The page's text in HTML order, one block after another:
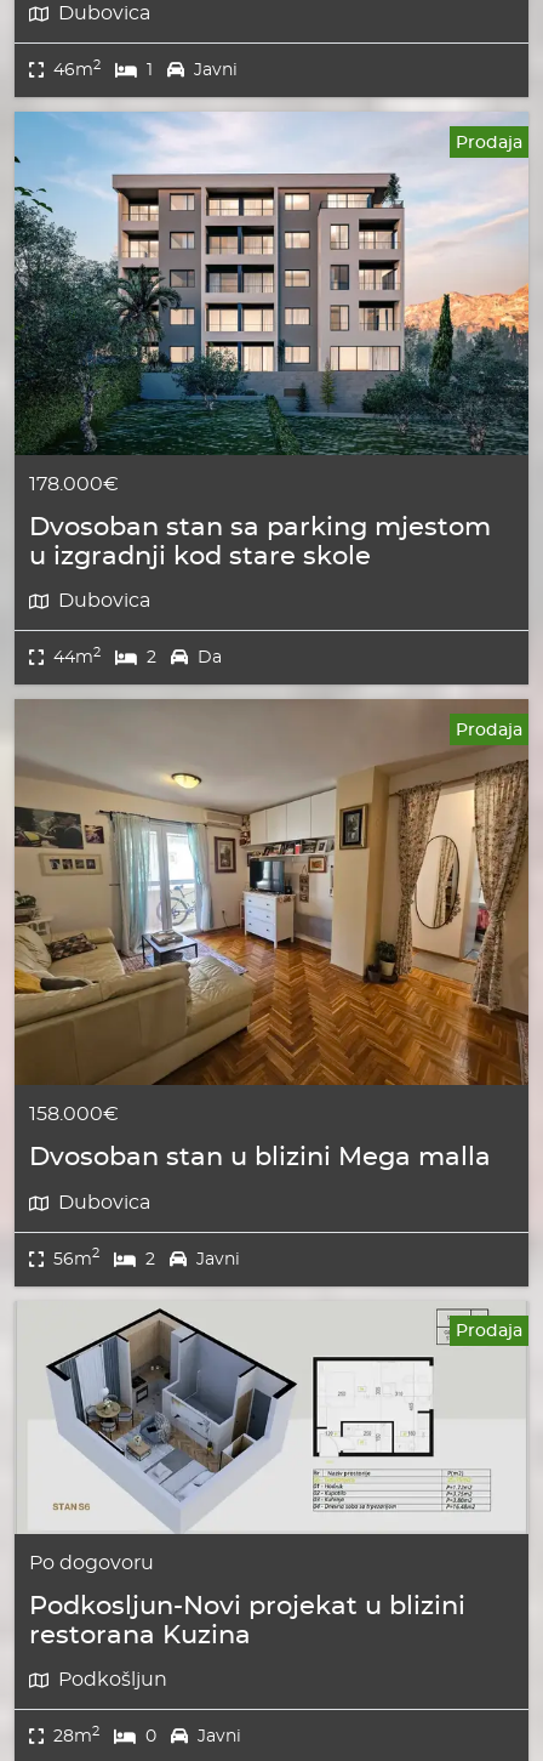
Dubovica
46m2 1 Javni
Prodaja
178.000€
Dvosoban stan sa parking mjestom
u izgradnji kod stare skole
Dubovica
44m2 2 Da
Prodaja
158.000€
Dvosoban stan u blizini Mega malla
Dubovica
56m2 2 Javni
Prodaja
Po dogovoru
Podkosljun-Novi projekat u blizini
restorana Kuzina
Podkošljun
28m2 0 Javni